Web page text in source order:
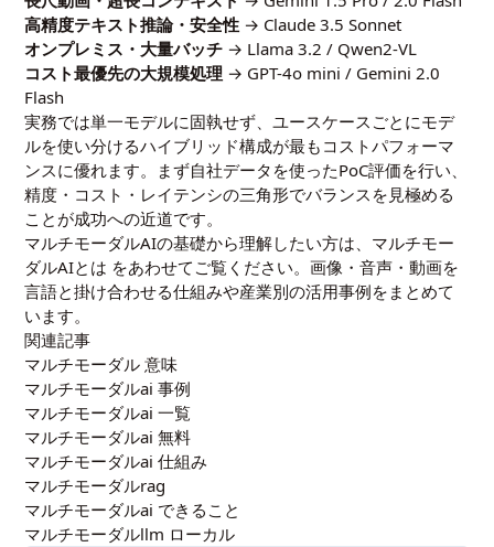
高精度テキスト推論・安全性 → Claude 3.5 Sonnet
オンプレミス・大量バッチ → Llama 3.2 / Qwen2-VL
コスト最優先の大規模処理 → GPT-4o mini / Gemini 2.0
Flash
実務では単一モデルに固執せず、ユースケースごとにモデ
ルを使い分けるハイブリッド構成が最もコストパフォーマ
ンスに優れます。まず自社データを使ったPoC評価を行い、
精度・コスト・レイテンシの三角形でバランスを見極める
ことが成功への近道です。
マルチモーダルAIの基礎から理解したい方は、 マルチモー
ダルAIとは をあわせてご覧ください。画像・音声・動画を
言語と掛け合わせる仕組みや産業別の活用事例をまとめて
います。
関連記事
マルチモーダル 意味
マルチモーダルai 事例
マルチモーダルai 一覧
マルチモーダルai 無料
マルチモーダルai 仕組み
マルチモーダルrag
マルチモーダルai できること
マルチモーダルllm ローカル